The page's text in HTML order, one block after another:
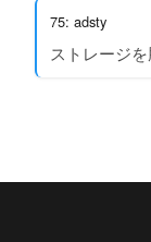
75: adsty
ストレージ